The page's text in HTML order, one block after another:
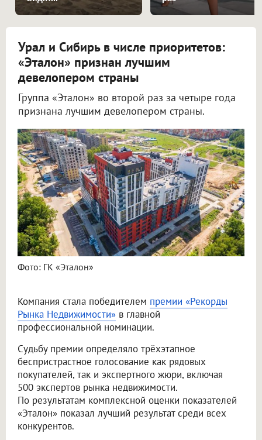
Урал и Сибирь в числе приоритетов:
«Эталон» признан лучшим
девелопером страны
Группа «Эталон» во второй раз за четыре года
признана лучшим девелопером страны.
Фото: ГК «Эталон»
Компания стала победителем премии «Рекорды
Рынка Недвижимости» в главной
профессиональной номинации.
Судьбу премии определяло трёхэтапное
беспристрастное голосование как рядовых
покупателей, так и экспертного жюри, включая
500 экспертов рынка недвижимости.
По результатам комплексной оценки показателей
«Эталон» показал лучший результат среди всех
конкурентов.